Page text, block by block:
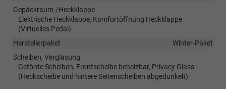
Gepäckraum-/Heckklappe
Elektrische Heckklappe, Komfortöffnung Heckklappe
(Virtuelles Pedal)
Herstellerpaket
Winter-Paket
Scheiben, Verglasung
Getönte Scheiben, Frontscheibe beheizbar, Privacy Glass
(Heckscheibe und hintere Seitenscheiben abgedunkelt)